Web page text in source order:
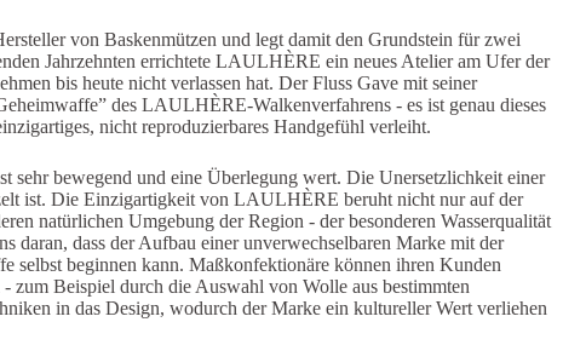
von Baskenmützen und legt damit den Grundstein für zwei
Jahrzehnten errichtete LAULHÈRE ein neues Atelier am Ufer der
bis heute nicht verlassen hat. Der Fluss Gave mit seiner
des LAULHÈRE-Walkenverfahrens - es ist genau dieses
nicht reproduzierbares Handgefühl verleiht.
sehr bewegend und eine Überlegung wert. Die Unersetzlichkeit einer
ist. Die Einzigartigkeit von LAULHÈRE beruht nicht nur auf der
natürlichen Umgebung der Region - der besonderen Wasserqualität
daran, dass der Aufbau einer unverwechselbaren Marke mit der
selbst beginnen kann. Maßkonfektionäre können ihren Kunden
zum Beispiel durch die Auswahl von Wolle aus bestimmten
in das Design, wodurch der Marke ein kultureller Wert verliehen